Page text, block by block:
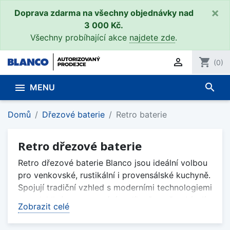
Doprava zdarma na všechny objednávky nad
3 000 Kč.
Všechny probíhající akce najdete zde.
×
 shopping_cart (0)
 MENU search
Domů Dřezové baterie Retro baterie
Retro dřezové baterie
Zobrazit celé
Retro dřezové baterie Blanco jsou ideální volbou
pro venkovské, rustikální i provensálské kuchyně.
Spojují tradiční vzhled s moderními technologiemi
nejen stylový design, ale také pohodlné
každodenní používání.